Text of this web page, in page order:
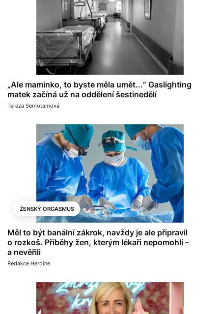
„Ale maminko, to byste měla umět...“ Gaslighting
matek začíná už na oddělení šestinedělí
Tereza Semotamová
ŽENSKÝ ORGASMUS
Měl to být banální zákrok, navždy je ale připravil
o rozkoš. Příběhy žen, kterým lékaři nepomohli –
a nevěřili
Redakce Heroine